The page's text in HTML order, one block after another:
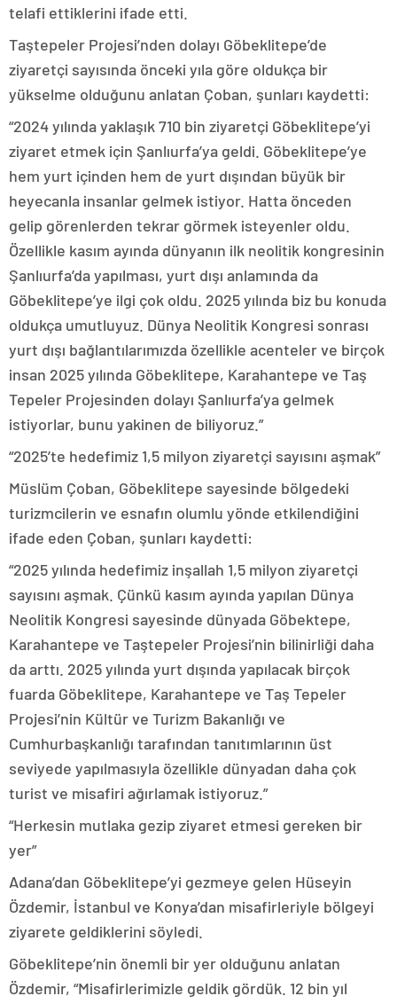
telafi ettiklerini ifade etti.
Taştepeler Projesi’nden dolayı Göbeklitepe’de
ziyaretçi sayısında önceki yıla göre oldukça bir
yükselme olduğunu anlatan Çoban, şunları kaydetti:
“2024 yılında yaklaşık 710 bin ziyaretçi Göbeklitepe’yi
ziyaret etmek için Şanlıurfa’ya geldi. Göbeklitepe’ye
hem yurt içinden hem de yurt dışından büyük bir
heyecanla insanlar gelmek istiyor. Hatta önceden
gelip görenlerden tekrar görmek isteyenler oldu.
Özellikle kasım ayında dünyanın ilk neolitik kongresinin
Şanlıurfa’da yapılması, yurt dışı anlamında da
Göbeklitepe’ye ilgi çok oldu. 2025 yılında biz bu konuda
oldukça umutluyuz. Dünya Neolitik Kongresi sonrası
yurt dışı bağlantılarımızda özellikle acenteler ve birçok
insan 2025 yılında Göbeklitepe, Karahantepe ve Taş
Tepeler Projesinden dolayı Şanlıurfa’ya gelmek
istiyorlar, bunu yakinen de biliyoruz.”
“2025’te hedefimiz 1,5 milyon ziyaretçi sayısını aşmak”
Müslüm Çoban, Göbeklitepe sayesinde bölgedeki
turizmcilerin ve esnafın olumlu yönde etkilendiğini
ifade eden Çoban, şunları kaydetti:
“2025 yılında hedefimiz inşallah 1,5 milyon ziyaretçi
sayısını aşmak. Çünkü kasım ayında yapılan Dünya
Neolitik Kongresi sayesinde dünyada Göbektepe,
Karahantepe ve Taştepeler Projesi’nin bilinirliği daha
da arttı. 2025 yılında yurt dışında yapılacak birçok
fuarda Göbeklitepe, Karahantepe ve Taş Tepeler
Projesi’nin Kültür ve Turizm Bakanlığı ve
Cumhurbaşkanlığı tarafından tanıtımlarının üst
seviyede yapılmasıyla özellikle dünyadan daha çok
turist ve misafiri ağırlamak istiyoruz.”
“Herkesin mutlaka gezip ziyaret etmesi gereken bir
yer”
Adana’dan Göbeklitepe’yi gezmeye gelen Hüseyin
Özdemir, İstanbul ve Konya’dan misafirleriyle bölgeyi
ziyarete geldiklerini söyledi.
Göbeklitepe’nin önemli bir yer olduğunu anlatan
Özdemir, “Misafirlerimizle geldik gördük. 12 bin yıl